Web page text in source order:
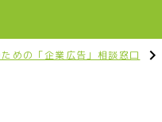
めの「企業広告」相談窓口